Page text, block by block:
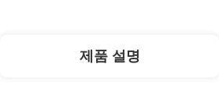
제품 설명